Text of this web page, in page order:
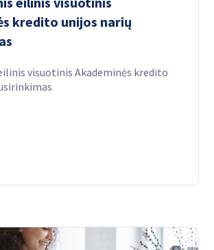
kredito unijos narių
visuotinis Akademinės kredito